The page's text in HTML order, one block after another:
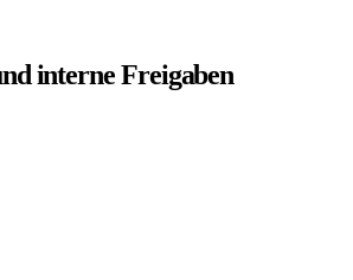
interne Freigaben